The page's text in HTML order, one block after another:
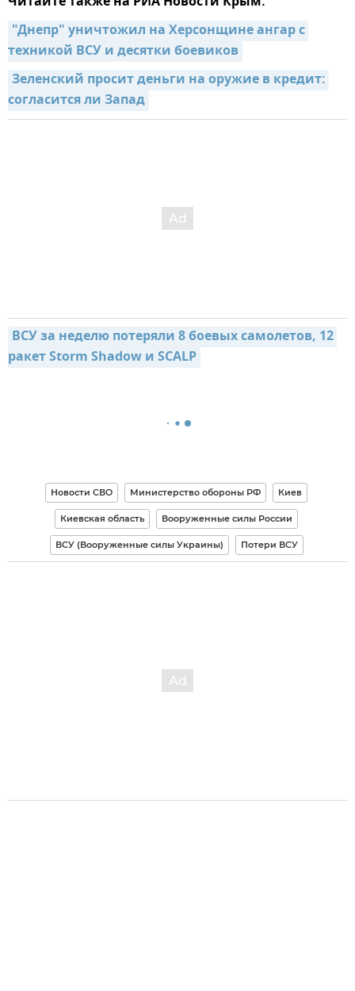
"Днепр" уничтожил на Херсонщине ангар с
техникой ВСУ и десятки боевиков
Зеленский просит деньги на оружие в кредит:
согласится ли Запад
ВСУ за неделю потеряли 8 боевых самолетов, 12
ракет Storm Shadow и SCALP
Новости СВО Министерство обороны РФ Киев
Киевская область Вооруженные силы России
ВСУ (Вооруженные силы Украины) Потери ВСУ